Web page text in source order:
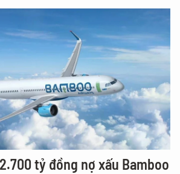
tỷ đồng nợ xấu Bamboo